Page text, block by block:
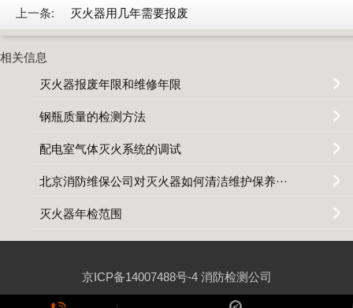
上一条: 灭火器用几年需要报废
相关信息
灭火器报废年限和维修年限
钢瓶质量的检测方法
配电室气体灭火系统的调试
北京消防维保公司对灭火器如何清洁维护保养···
灭火器年检范围
京ICP备14007488号-4 消防检测公司